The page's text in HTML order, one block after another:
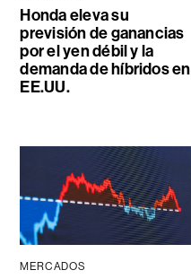
Honda eleva su
previsión de ganancias
por el yen débil y la
demanda de híbridos en
EE.UU.
MERCADOS